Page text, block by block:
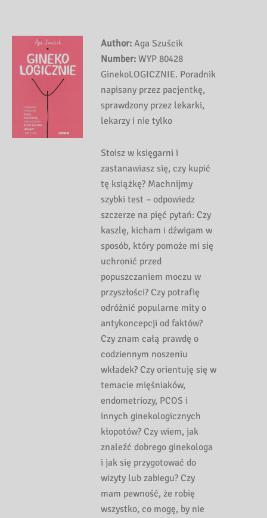
Author: Aga Szuścik
Number: WYP 80428
GinekoLOGICZNIE. Poradnik
napisany przez pacjentkę,
sprawdzony przez lekarki,
lekarzy i nie tylko
Stoisz w księgarni i
zastanawiasz się, czy kupić
tę książkę? Machnijmy
szybki test – odpowiedz
szczerze na pięć pytań: Czy
kaszlę, kicham i dźwigam w
sposób, który pomoże mi się
uchronić przed
popuszczaniem moczu w
przyszłości? Czy potrafię
odróżnić popularne mity o
antykoncepcji od faktów?
Czy znam całą prawdę o
codziennym noszeniu
wkładek? Czy orientuję się w
temacie mięśniaków,
endometriozy, PCOS i
innych ginekologicznych
kłopotów? Czy wiem, jak
znaleźć dobrego ginekologa
i jak się przygotować do
wizyty lub zabiegu? Czy
mam pewność, że robię
wszystko, co mogę, by nie